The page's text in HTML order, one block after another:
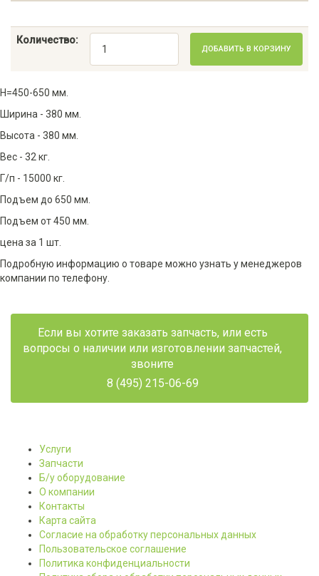
Количество:
ДОБАВИТЬ В КОРЗИНУ
Н=450-650 мм.
Ширина - 380 мм.
Высота - 380 мм.
Вес - 32 кг.
Г/п - 15000 кг.
Подъем до 650 мм.
Подъем от 450 мм.
цена за 1 шт.
Подробную информацию о товаре можно узнать у менеджеров
компании по телефону.
Если вы хотите заказать запчасть, или есть
вопросы о наличии или изготовлении запчастей,
звоните
8 (495) 215-06-69
Услуги
Запчасти
Б/у оборудование
О компании
Контакты
Карта сайта
Согласие на обработку персональных данных
Пользовательское соглашение
Политика конфиденциальности